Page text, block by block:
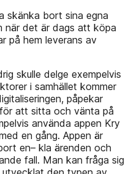
skänka bort sina egna
när det är dags att köpa
på hem­ leverans av
skulle delge exempelvis
i samhället kommer
påpekar
att sitta och vänta på
använda appen Kry
en gång. Appen är
en– kla ärenden och
fall. Man kan fråga sig